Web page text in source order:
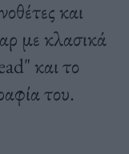
και
με κλασικά
και το
του.